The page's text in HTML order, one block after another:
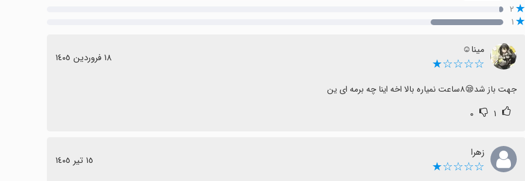
۲
۱
مینا☺️
☆☆☆☆★ ١٨ فروردین ١٤٠٥
جهت باز شد😪۸ساعت نمیاره بالا اخه اینا چه برمه ای ین
۱ ۰
زهرا
☆☆☆☆★ ١٥ تیر ١٤٠٥